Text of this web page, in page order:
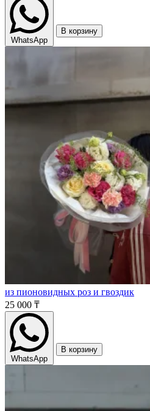
WhatsApp
В корзину
из пионовидных роз и гвоздик
25 000 ₸
WhatsApp
В корзину